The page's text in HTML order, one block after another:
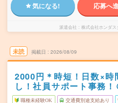
気になる! 応募へ
派遣会社 株式会社ホンダス
未読 掲載日 2026/08/09
2000円＊時短！日数×時
し！社員サポート事務
職種未経験OK 交通費別途支給あり